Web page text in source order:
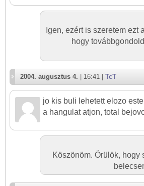
Igen, ezért is szeretem ezt
hogy
2004. augusztus 4. | 16:41 | TcT
jo kis buli lehetett elozo
a hangulat atjon, total
Köszönöm. Örülök, hogy